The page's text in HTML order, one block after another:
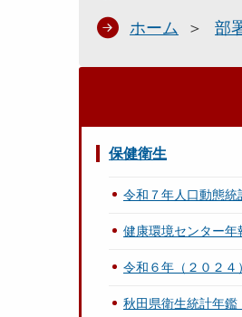
ホーム 部
保健衛生
令和７年人口動態統
健康環境センター年
令和６年（２０２
秋田県衛生統計年鑑